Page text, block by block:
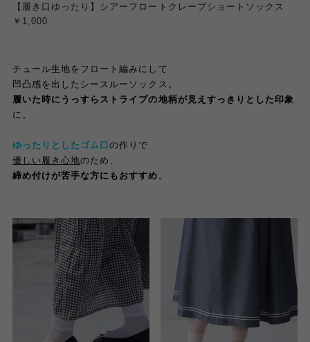
【履き口ゆったり】シアーフロートクレープショートソックス
￥1,000
チュール生地をフロート編みにして
凹凸感を出したシースルーソックス。
履いた時にうっすらストライプの地柄が見えすっきりとした印象
に。
ゆったりとしたゴム口の作りで
優しい履き心地のため、
締め付けが苦手な方にもおすすめ 。